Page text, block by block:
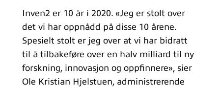
Inven2 er 10 år i 2020. «Jeg er stolt over
det vi har oppnådd på disse 10 årene.
Spesielt stolt er jeg over at vi har bidratt
til å tilbakeføre over en halv milliard til ny
forskning, innovasjon og oppfinnere», sier
Ole Kristian Hjelstuen, administrerende